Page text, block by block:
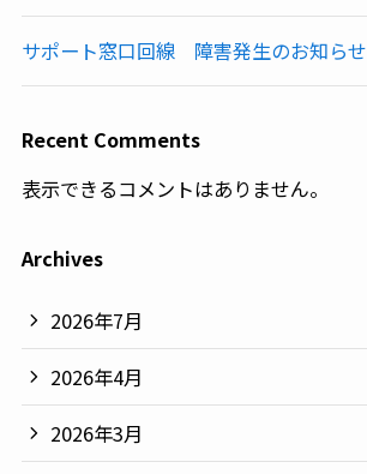
サポート窓口回線 障害発生のお知らせ
Recent Comments
表示できるコメントはありません。
Archives
2026年7月
2026年4月
2026年3月